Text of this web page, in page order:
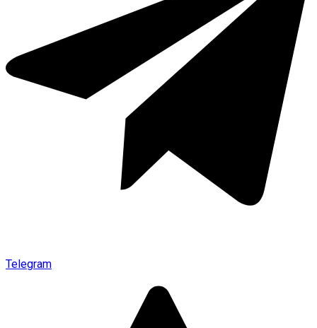
Telegram